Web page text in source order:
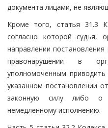
документа лицами, не
Кроме того, статья 31.3
согласно которой судья,
направлении
правонарушении в
уполномоченным
указанном постановлении
законную силу либо
немедленному исполнению.